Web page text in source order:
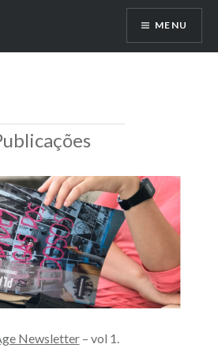
MENU
Newsletter– vol 1.